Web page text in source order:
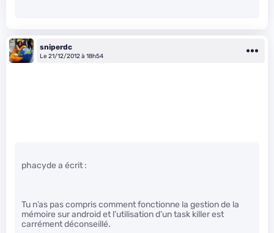
sniperdc
Le 21/12/2012 à 18h54
phacyde a écrit :
Tu n’as pas compris comment fonctionne la gestion de la
mémoire sur android et l’utilisation d’un task killer est
carrément déconseillé.